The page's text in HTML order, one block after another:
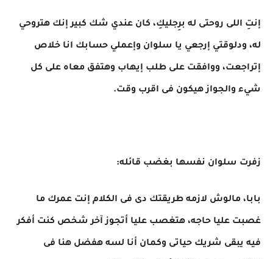
إنتِ اللى روحتى له برِجليكِ، كان عندي شك كبير إنك هتروحي
له، ودلوقتي إرجعي يا سلوان وإعملي حسابك انا خلاص
إتراجعت، ووافقت على طلب إيهاب وهتفق معاه على كل
شيء والجواز هيكون فى اقرب وقت.
زفرت سلوان نفسها بغضب قائله:
بابا، مالوش لازمه طريقتك دى فى الكلام إنت عمرك ما
غصبت عليا حاجه، هتغصب عليا أتجوز آخر شخص كنت أفكر
فيه يبقى شريك حياتى وكمان أنا لسه هفضل هنا فى